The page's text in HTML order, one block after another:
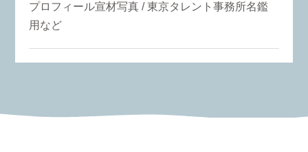
プロフィール宣材写真 / 東京タレント事務所名鑑
用など